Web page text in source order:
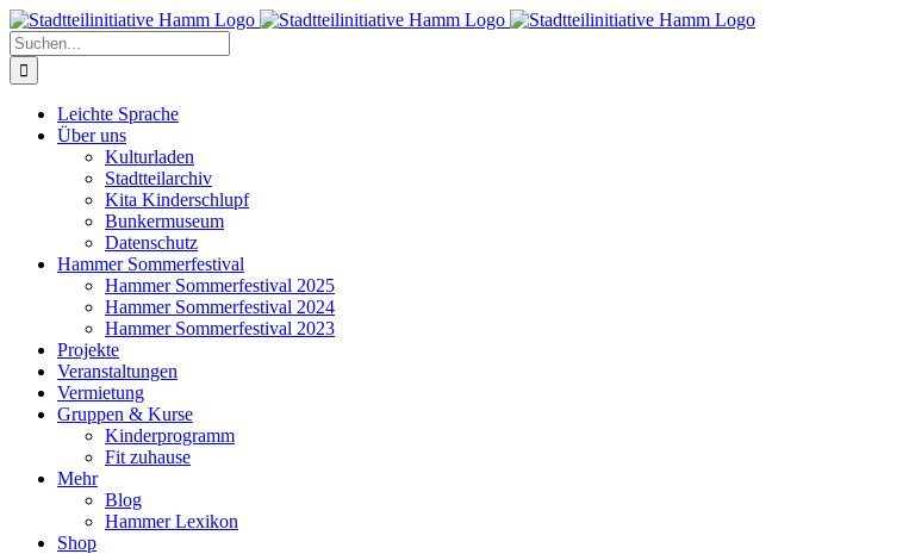
Zum
Inhalt
springen
Suche
nach:
Leichte Sprache
Über uns
Kulturladen
Stadtteilarchiv
Kita Kinderschlupf
Bunkermuseum
Datenschutz
Hammer Sommerfestival
Hammer Sommerfestival 2025
Hammer Sommerfestival 2024
Hammer Sommerfestival 2023
Projekte
Veranstaltungen
Vermietung
Gruppen & Kurse
Kinderprogramm
Fit zuhause
Mehr
Blog
Hammer Lexikon
Shop